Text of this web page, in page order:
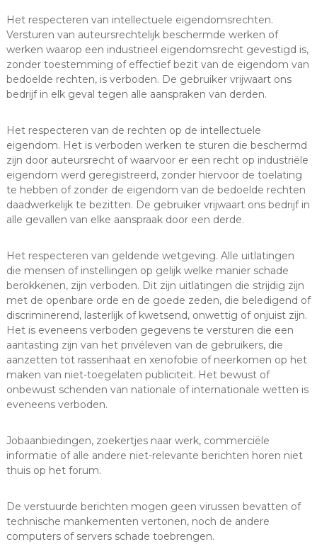
Het respecteren van intellectuele eigendomsrechten.
Versturen van auteursrechtelijk beschermde werken of
werken waarop een industrieel eigendomsrecht gevestigd is,
zonder toestemming of effectief bezit van de eigendom van
bedoelde rechten, is verboden. De gebruiker vrijwaart ons
bedrijf in elk geval tegen alle aanspraken van derden.
Het respecteren van de rechten op de intellectuele
eigendom. Het is verboden werken te sturen die beschermd
zijn door auteursrecht of waarvoor er een recht op industriële
eigendom werd geregistreerd, zonder hiervoor de toelating
te hebben of zonder de eigendom van de bedoelde rechten
daadwerkelijk te bezitten. De gebruiker vrijwaart ons bedrijf in
alle gevallen van elke aanspraak door een derde.
Het respecteren van geldende wetgeving. Alle uitlatingen
die mensen of instellingen op gelijk welke manier schade
berokkenen, zijn verboden. Dit zijn uitlatingen die strijdig zijn
met de openbare orde en de goede zeden, die beledigend of
discriminerend, lasterlijk of kwetsend, onwettig of onjuist zijn.
Het is eveneens verboden gegevens te versturen die een
aantasting zijn van het privéleven van de gebruikers, die
aanzetten tot rassenhaat en xenofobie of neerkomen op het
maken van niet-toegelaten publiciteit. Het bewust of
onbewust schenden van nationale of internationale wetten is
eveneens verboden.
Jobaanbiedingen, zoekertjes naar werk, commerciële
informatie of alle andere niet-relevante berichten horen niet
thuis op het forum.
De verstuurde berichten mogen geen virussen bevatten of
technische mankementen vertonen, noch de andere
computers of servers schade toebrengen.